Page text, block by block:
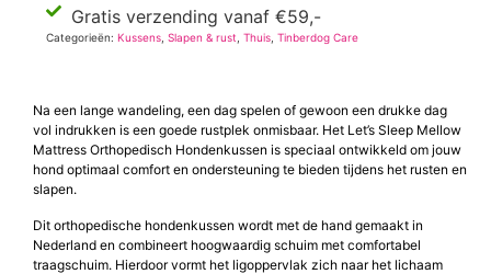
Gratis verzending vanaf €59,-
Categorieën:Kussens ,Slapen & rust ,Thuis ,Tinberdog Care
Na een lange wandeling, een dag spelen of gewoon een drukke dag
vol indrukken is een goede rustplek onmisbaar. Het Let’s Sleep Mellow
Mattress Orthopedisch Hondenkussen is speciaal ontwikkeld om jouw
hond optimaal comfort en ondersteuning te bieden tijdens het rusten en
slapen.
Dit orthopedische hondenkussen wordt met de hand gemaakt in
Nederland en combineert hoogwaardig schuim met comfortabel
traagschuim. Hierdoor vormt het ligoppervlak zich naar het lichaam